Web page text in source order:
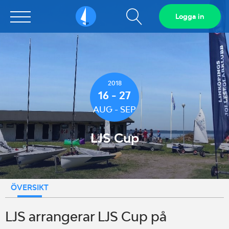
Sailarena Visa
sökfält
Logga in
2018
16 - 27
AUG - SEP
LJS Cup
ÖVERSIKT
LJS arrangerar LJS Cup på